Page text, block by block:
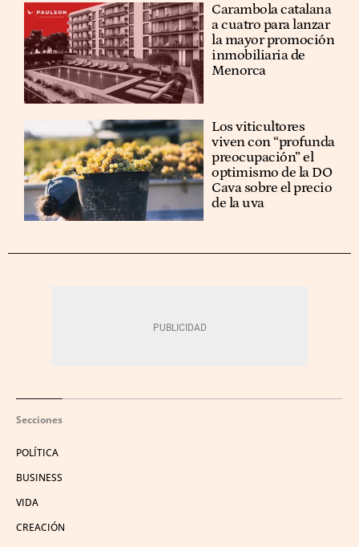
Carambola catalana
a cuatro para lanzar
la mayor promoción
inmobiliaria de
Menorca
Los viticultores
viven con “profunda
preocupación” el
optimismo de la DO
Cava sobre el precio
de la uva
Secciones
POLÍTICA
BUSINESS
VIDA
CREACIÓN